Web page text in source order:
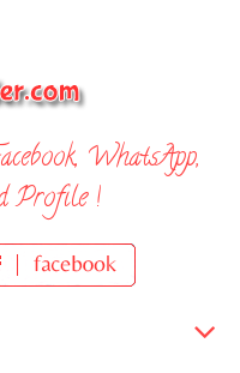
WhatsApp,
Profile !